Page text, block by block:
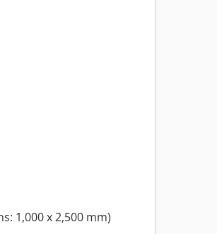
1,000 x 2,500 mm)